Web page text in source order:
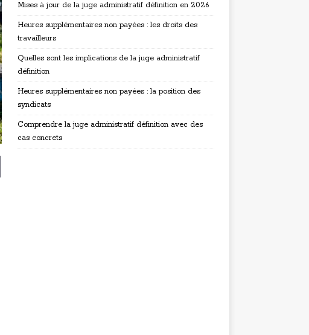
Mises à jour de la juge administratif définition en 2026
Heures supplémentaires non payées : les droits des
travailleurs
Quelles sont les implications de la juge administratif
définition
Heures supplémentaires non payées : la position des
syndicats
Comprendre la juge administratif définition avec des
cas concrets